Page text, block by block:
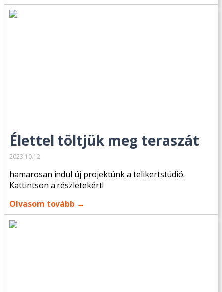
Élettel töltjük meg teraszát
2023.10.12
hamarosan indul új projektünk a telikertstúdió.
Kattintson a részletekért!
Olvasom tovább →